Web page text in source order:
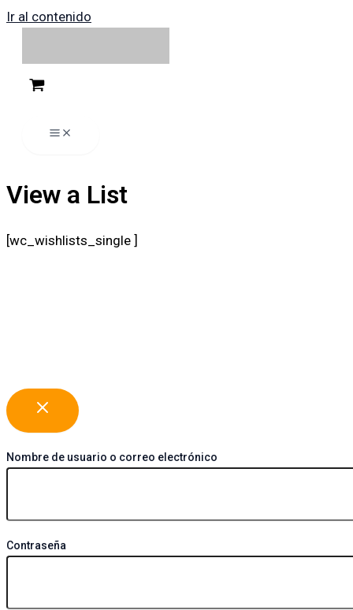
Ir al contenido
View a List
[wc_wishlists_single ]
Nombre de usuario o correo electrónico
Contraseña